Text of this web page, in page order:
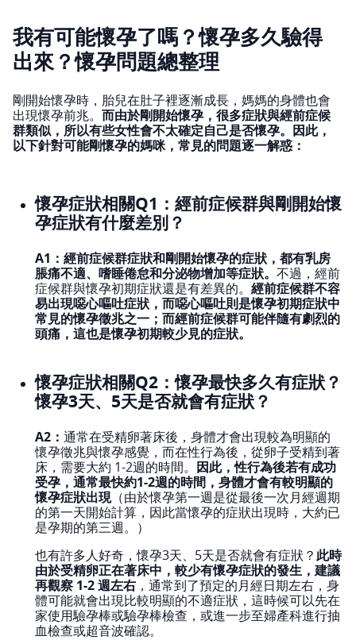
我有可能懷孕了嗎？懷孕多久驗得
出來？懷孕問題總整理
剛開始懷孕時，胎兒在肚子裡逐漸成長，媽媽的身體也會
出現懷孕前兆。 而由於剛開始懷孕，很多症狀與經前症候
群類似，所以有些女性會不太確定自己是否懷孕。因此，
以下針對可能剛懷孕的媽咪，常見的問題逐一解惑：
懷孕症狀相關Q1：經前症候群與剛開始懷
孕症狀有什麼差別？
A1：經前症候群症狀和剛開始懷孕的症狀，都有乳房
脹痛不適、嗜睡倦怠和分泌物增加等症狀。 不過，經前
症候群與懷孕初期症狀還是有差異的。 經前症候群不容
易出現噁心嘔吐症狀，而噁心嘔吐則是懷孕初期症狀中
常見的懷孕徵兆之一；而經前症候群可能伴隨有劇烈的
頭痛，這也是懷孕初期較少見的症狀。
懷孕症狀相關Q2：懷孕最快多久有症狀？
懷孕3天、5天是否就會有症狀？
A2： 通常在受精卵著床後，身體才會出現較為明顯的
懷孕徵兆與懷孕感覺，而在性行為後，從卵子受精到著
床，需要大約 1-2週的時間。 因此，性行為後若有成功
受孕，通常最快約1-2週的時間，身體才會有較明顯的
懷孕症狀出現（由於懷孕第一週是從最後一次月經週期
的第一天開始計算，因此當懷孕的症狀出現時，大約已
是孕期的第三週。）
也有許多人好奇，懷孕3天、5天是否就會有症狀？此時
由於受精卵正在著床中，較少有懷孕症狀的發生，建議
再觀察 1-2 週左右 ，通常到了預定的月經日期左右，身
體可能就會出現比較明顯的不適症狀，這時候可以先在
家使用驗孕棒或驗孕棒檢查，或進一步至婦產科進行抽
血檢查或超音波確認。